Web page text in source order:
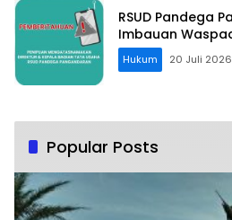
RSUD Pandega
Imbauan
Hukum 20 Juli 2026
Popular Posts